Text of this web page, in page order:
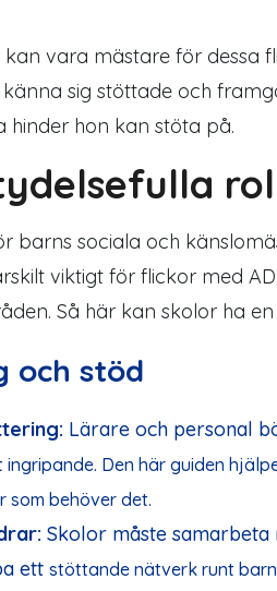
vara mästare för dessa
sig stöttade och
hinder hon kan stöta på.
barns sociala och
viktigt för flickor med
Så här kan skolor ha
och stöd
Lärare och personal
Den här guiden
som behöver det.
Skolor måste
ett stöttande nätverk runt